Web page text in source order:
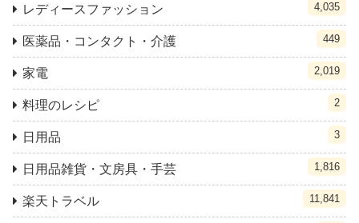
レディースファッション 4,035
医薬品・コンタクト・介護 449
家電 2,019
料理のレシピ 2
日用品 3
日用品雑貨・文房具・手芸 1,816
楽天トラベル 11,841